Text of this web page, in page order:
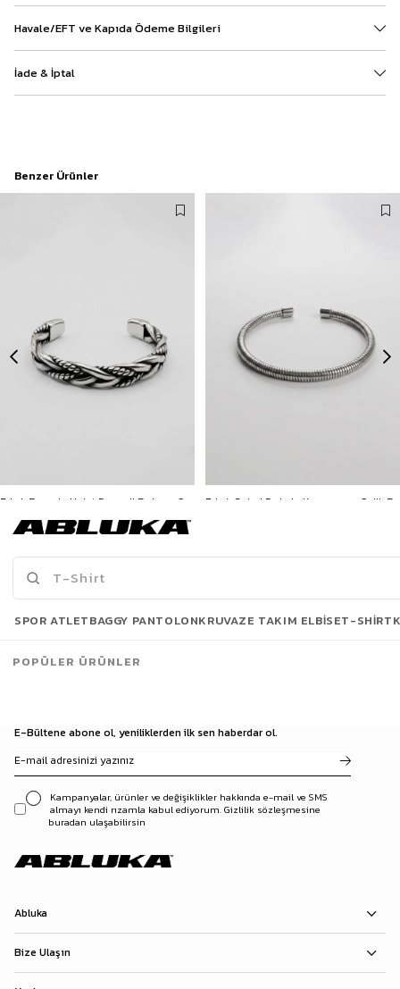
Havale/EFT ve Kapıda Ödeme Bilgileri
İade & İptal
Benzer Ürünler
799,90 TL
İNDİRİM
İNDİRİM
Son Bakılanlar
E-Bültene abone ol, yeniliklerden ilk sen haberdar ol.
Kampanyalar, ürünler ve değişiklikler hakkında e-mail ve SMS
almayı kendi rızamla kabul ediyorum. Gizlilik sözleşmesine
buradan ulaşabilirsin
Abluka
Bize Ulaşın
SPOR ATLETBAGGY PANTOLONKRUVAZE TAKIM ELBISET-SHIRT
POPÜLER ÜRÜNLER